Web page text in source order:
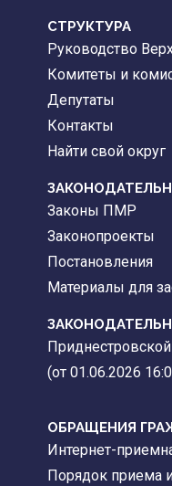
CТРУКТУРА
Руководство
Комитеты и
Депутаты
Контакты
Найти свой округ
Законы ПМР
Законопроекты
Постановления
Материалы для
(от 01.06.2026
ОБРАЩЕНИЯ
Интернет-
Порядок приема